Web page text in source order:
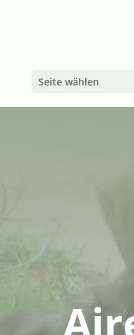
Seite wählen